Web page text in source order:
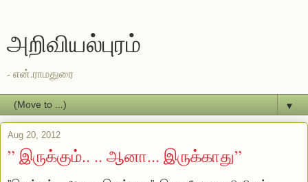
அறிவியல்புரம்
- என்.ராமதுரை
▼
Aug 20, 2012
” இருக்கும்.. .. ஆனா... இருக்காது”